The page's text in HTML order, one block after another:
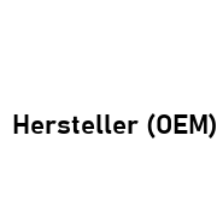
Hersteller (OEM)